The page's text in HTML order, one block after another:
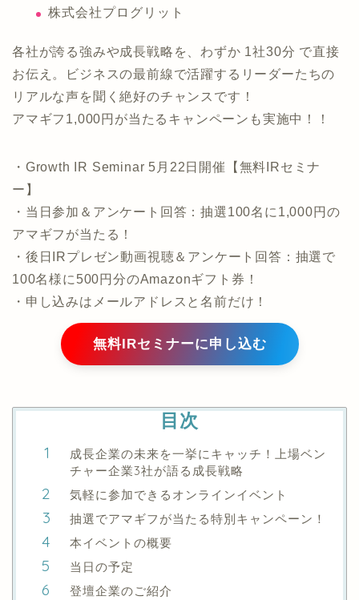
株式会社プログリット
各社が誇る強みや成長戦略を、わずか 1社30分 で直接
お伝え。ビジネスの最前線で活躍するリーダーたちの
リアルな声を聞く絶好のチャンスです！
アマギフ1,000円が当たるキャンペーンも実施中！！
・Growth IR Seminar 5月22日開催【無料IRセミナ
ー】
・当日参加＆アンケート回答：抽選100名に1,000円の
アマギフが当たる！
・後日IRプレゼン動画視聴＆アンケート回答：抽選で
100名様に500円分のAmazonギフト券！
・申し込みはメールアドレスと名前だけ！
無料IRセミナーに申し込む
目次
成長企業の未来を一挙にキャッチ！上場ベン
チャー企業3社が語る成長戦略
気軽に参加できるオンラインイベント
抽選でアマギフが当たる特別キャンペーン！
本イベントの概要
当日の予定
登壇企業のご紹介